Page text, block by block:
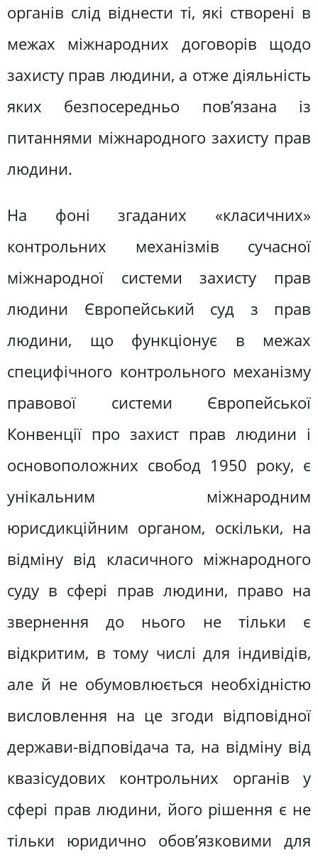
органів слід віднести ті, які створені в
межах міжнародних договорів щодо
захисту прав людини, а отже діяльність
яких безпосередньо пов’язана із
питаннями міжнародного захисту прав
людини.
На фоні згаданих «класичних»
контрольних механізмів сучасної
міжнародної системи захисту прав
людини Європейський суд з прав
людини, що функціонує в межах
специфічного контрольного механізму
правової системи Європейської
Конвенції про захист прав людини і
основоположних свобод 1950 року, є
унікальним міжнародним
юрисдикційним органом, оскільки, на
відміну від класичного міжнародного
суду в сфері прав людини, право на
звернення до нього не тільки є
відкритим, в тому числі для індивідів,
але й не обумовлюється необхідністю
висловлення на це згоди відповідної
держави-відповідача та, на відміну від
квазісудових контрольних органів у
сфері прав людини, його рішення є не
тільки юридично обов’язковими для